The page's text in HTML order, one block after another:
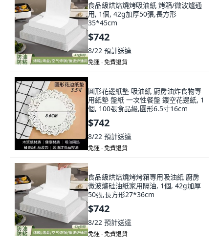
食品級烘焙燒烤吸油紙 烤箱/微波爐通
用, 1個, 42g加厚50張,長方形
35*45cm
$742
8/22 預計送達
免運 ∙ 免費退貨
圓形花邊紙墊 吸油紙 廚房油炸食物專
用紙墊 盤紙 一次性餐盤 鏤空花邊紙, 1
個, 100張食品級,圓形6.5寸16cm
$742
8/22 預計送達
免運 ∙ 免費退貨
食品級烘焙燒烤烤箱專用吸油紙 廚房
微波爐硅油紙家用隔油, 1個, 42g加厚
50張,長方形27*36cm
$742
8/22 預計送達
免運 ∙ 免費退貨